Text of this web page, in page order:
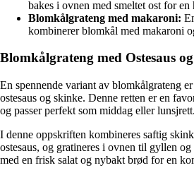
bakes i ovnen med smeltet ost for
Blomkålgrateng med makaroni:
kombinerer blomkål med makaroni
Blomkålgrateng med Ostesaus
En spennende variant av blomkålgrateng
ostesaus og skinke. Denne retten er en
og passer perfekt som middag eller lunsjrett.
I denne oppskriften kombineres saftig
ostesaus, og gratineres i ovnen til gyllen
med en frisk salat og nybakt brød for en